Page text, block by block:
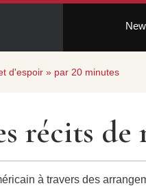
d'espoir » par 20 minutes
récits de
à travers des